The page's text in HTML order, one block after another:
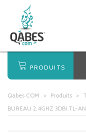
PRODUITS
Qabes COM > Produits >
BUREAU 2.4GHZ 3DBI TL-